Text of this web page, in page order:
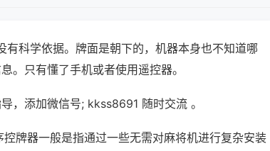
科学依据。牌面是朝下的，机器本身也不知道哪
。只有懂了手机或者使用遥控器。
，添加微信号; kkss8691 随时交流 。
牌器一般是指通过一些无需对麻将机进行复杂安装